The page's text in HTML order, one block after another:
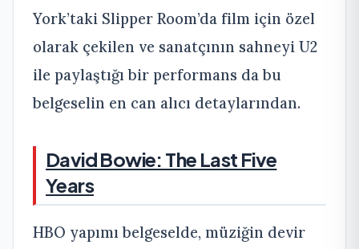
York’taki Slipper Room’da film için özel
olarak çekilen ve sanatçının sahneyi U2
ile paylaştığı bir performans da bu
belgeselin en can alıcı detaylarından.
David Bowie: The Last Five
Years
HBO yapımı belgeselde, müziğin devir